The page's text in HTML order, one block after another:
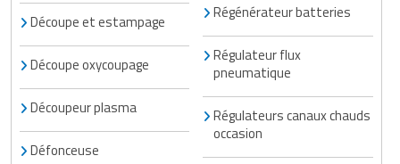
Découpe et estampage
Découpe oxycoupage
Découpeur plasma
Défonceuse
Régénérateur batteries
Régulateur flux
pneumatique
Régulateurs canaux chauds
occasion